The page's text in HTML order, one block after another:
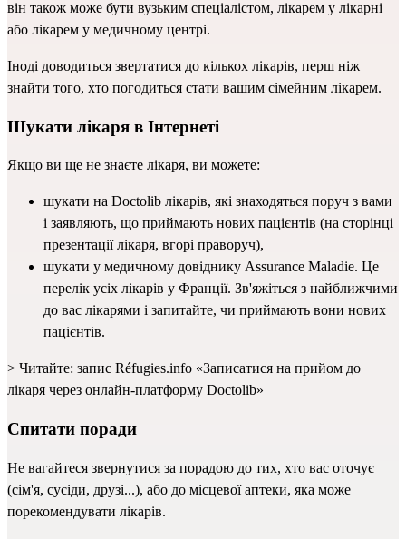
він також може бути вузьким спеціалістом, лікарем у лікарні
або лікарем у медичному центрі.
Іноді доводиться звертатися до кількох лікарів, перш ніж
знайти того, хто погодиться стати вашим сімейним лікарем.
Шукати лікаря в Інтернеті
Якщо ви ще не знаєте лікаря, ви можете:
шукати на Doctolib лікарів, які знаходяться поруч з вами
і заявляють, що приймають нових пацієнтів (на сторінці
презентації лікаря, вгорі праворуч),
шукати у медичному довіднику Assurance Maladie. Це
перелік усіх лікарів у Франції. Зв'яжіться з найближчими
до вас лікарями і запитайте, чи приймають вони нових
пацієнтів.
> Читайте: запис Réfugies.info «Записатися на прийом до
лікаря через онлайн-платформу Doctolib»
Спитати поради
Не вагайтеся звернутися за порадою до тих, хто вас оточує
(сім'я, сусіди, друзі...), або до місцевої аптеки, яка може
порекомендувати лікарів.